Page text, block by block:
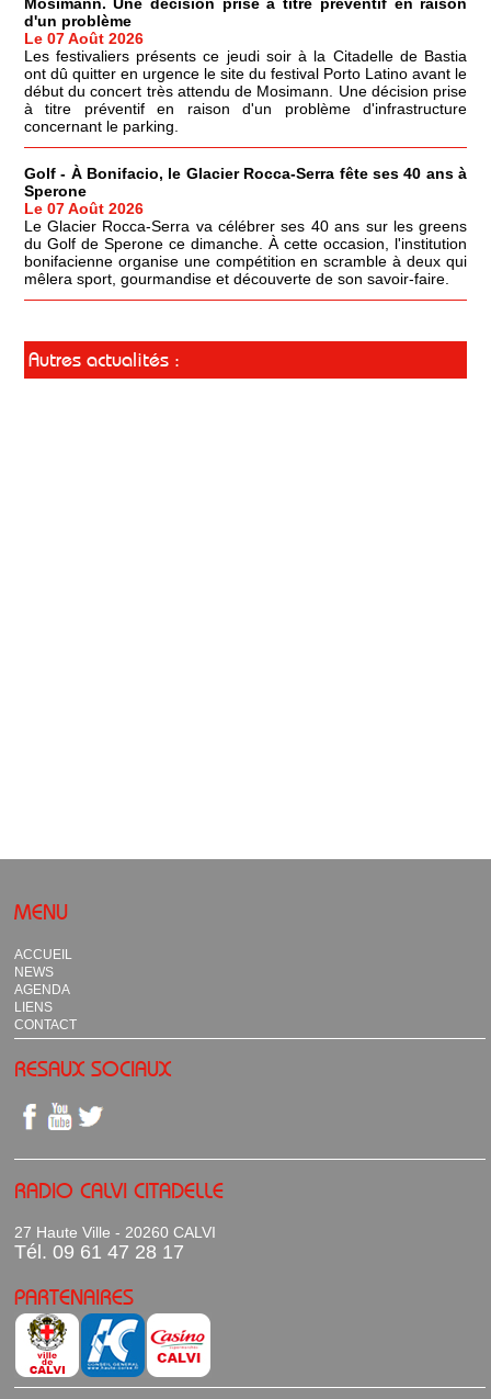
d'un problème
Le 07 Août 2026
Les festivaliers présents ce jeudi soir à la Citadelle de Bastia
ont dû quitter en urgence le site du festival Porto Latino avant le
début du concert très attendu de Mosimann. Une décision prise
à titre préventif en raison d'un problème d'infrastructure
concernant le parking.
Golf - À Bonifacio, le Glacier Rocca-Serra fête ses 40 ans à
Sperone
Le 07 Août 2026
Le Glacier Rocca-Serra va célébrer ses 40 ans sur les greens
du Golf de Sperone ce dimanche. À cette occasion, l'institution
bonifacienne organise une compétition en scramble à deux qui
mêlera sport, gourmandise et découverte de son savoir-faire.
Autres actualités :
MENU
ACCUEIL
NEWS
AGENDA
LIENS
CONTACT
RESAUX SOCIAUX
RADIO CALVI CITADELLE
27 Haute Ville - 20260 CALVI
Tél. 09 61 47 28 17
PARTENAIRES